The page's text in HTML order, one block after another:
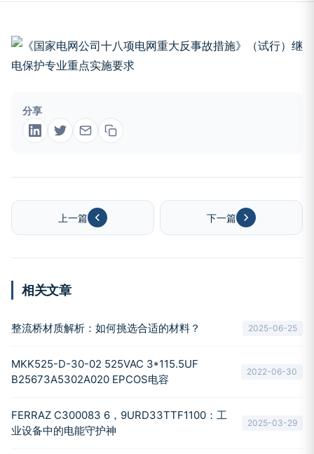
分享
上一篇 下一篇
相关文章
整流桥材质解析：如何挑选合适的材料？ 2025-06-25
MKK525-D-30-02 525VAC 3*115.5UF
B25673A5302A020 EPCOS电容
2022-06-30
FERRAZ C300083 6，9URD33TTF1100：工
业设备中的电能守护神
2025-03-29